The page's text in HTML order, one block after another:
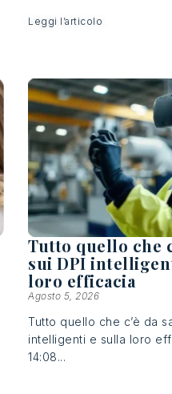
Leggi l’articolo
Tutto quello che
sui DPI
loro efficacia
Agosto 5, 2026
Tutto quello che c’è da
intelligenti e sulla loro
14:08...